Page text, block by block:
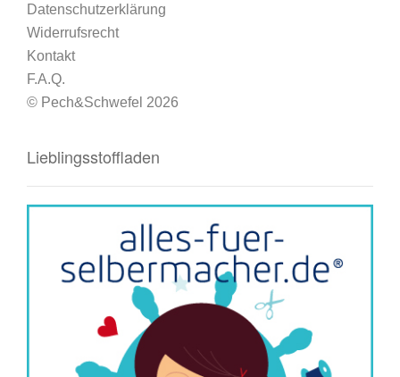
Datenschutzerklärung
Widerrufsrecht
Kontakt
F.A.Q.
© Pech&Schwefel 2026
Lieblingsstoffladen